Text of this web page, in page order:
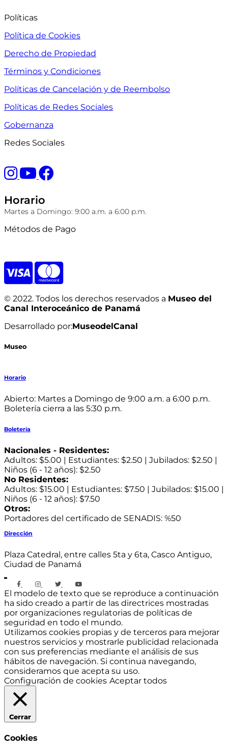
Políticas
Política de Cookies
Derecho de Propiedad
Términos y Condiciones
Políticas de Cancelación y de Reembolso
Políticas de Redes Sociales
Gobernanza
Redes Sociales
Horario
Martes a Domingo: 9:00 a.m. a 6:00 p.m.
Métodos de Pago
© 2022. Todos los derechos reservados a Museo del
Canal Interoceánico de Panamá
Desarrollado por:MuseodelCanal
Museo
Horario
Abierto: Martes a Domingo de 9:00 a.m. a 6:00 p.m.
Boletería cierra a las 5:30 p.m.
Boletería
Nacionales - Residentes:
Adultos: $5.00 | Estudiantes: $2.50 | Jubilados: $2.50 |
Niños (6 - 12 años): $2.50
No Residentes:
Adultos: $15.00 | Estudiantes: $7.50 | Jubilados: $15.00 |
Niños (6 - 12 años): $7.50
Otros:
Portadores del certificado de SENADIS: %50
Dirección
Plaza Catedral, entre calles 5ta y 6ta, Casco Antiguo,
Ciudad de Panamá
El modelo de texto que se reproduce a continuación
ha sido creado a partir de las directrices mostradas
por organizaciones regulatorias de políticas de
seguridad en todo el mundo.
Utilizamos cookies propias y de terceros para mejorar
nuestros servicios y mostrarle publicidad relacionada
con sus preferencias mediante el análisis de sus
hábitos de navegación. Si continua navegando,
consideramos que acepta su uso.
Configuración de cookies Aceptar todos
Cerrar
Cookies